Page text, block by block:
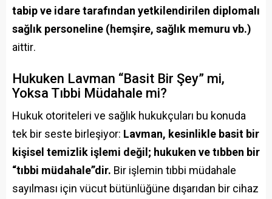
tabip ve idare tarafından yetkilendirilen diplomalı
sağlık personeline (hemşire, sağlık memuru vb.)
aittir.
Hukuken Lavman “Basit Bir Şey” mi,
Yoksa Tıbbi Müdahale mi?
Hukuk otoriteleri ve sağlık hukukçuları bu konuda
tek bir seste birleşiyor: Lavman, kesinlikle basit bir
kişisel temizlik işlemi değil; hukuken ve tıbben bir
“tıbbi müdahale”dir. Bir işlemin tıbbi müdahale
sayılması için vücut bütünlüğüne dışarıdan bir cihaz